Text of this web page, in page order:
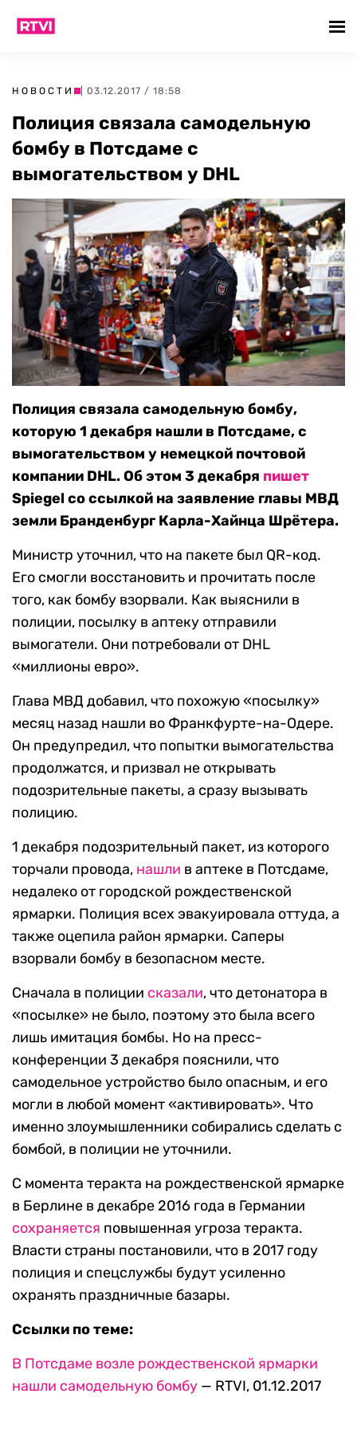
НОВОСТИ | 03.12.2017 / 18:58
Полиция связала самодельную
бомбу в Потсдаме с
вымогательством у DHL
Полиция связала самодельную бомбу,
которую 1 декабря нашли в Потсдаме, с
вымогательством у немецкой почтовой
компании DHL. Об этом 3 декабря пишет
Spiegel со ссылкой на заявление главы МВД
земли Бранденбург Карла-Хайнца Шрётера.
Министр уточнил, что на пакете был QR-код.
Его смогли восстановить и прочитать после
того, как бомбу взорвали. Как выяснили в
полиции, посылку в аптеку отправили
вымогатели. Они потребовали от DHL
«миллионы евро».
Глава МВД добавил, что похожую «посылку»
месяц назад нашли во Франкфурте-на-Одере.
Он предупредил, что попытки вымогательства
продолжатся, и призвал не открывать
подозрительные пакеты, а сразу вызывать
полицию.
1 декабря подозрительный пакет, из которого
торчали провода, нашли в аптеке в Потсдаме,
недалеко от городской рождественской
ярмарки. Полиция всех эвакуировала оттуда, а
также оцепила район ярмарки. Саперы
взорвали бомбу в безопасном месте.
Сначала в полиции сказали, что детонатора в
«посылке» не было, поэтому это была всего
лишь имитация бомбы. Но на пресс-
конференции 3 декабря пояснили, что
самодельное устройство было опасным, и его
могли в любой момент «активировать». Что
именно злоумышленники собирались сделать с
бомбой, в полиции не уточнили.
С момента теракта на рождественской ярмарке
в Берлине в декабре 2016 года в Германии
сохраняется повышенная угроза теракта.
Власти страны постановили, что в 2017 году
полиция и спецслужбы будут усиленно
охранять праздничные базары.
Ссылки по теме:
В Потсдаме возле рождественской ярмарки
нашли самодельную бомбу — RTVI, 01.12.2017